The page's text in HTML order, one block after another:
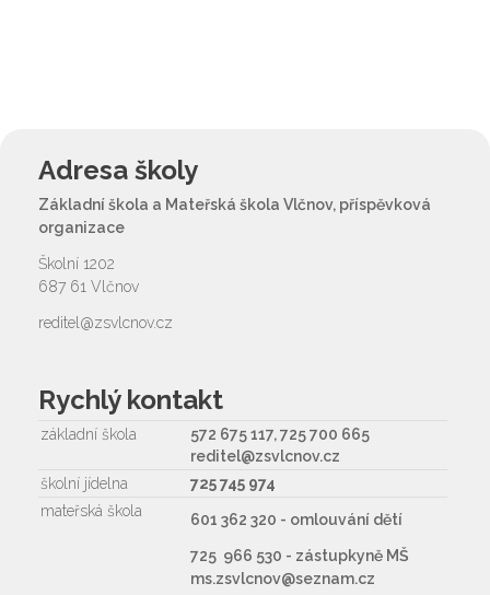
Adresa školy
Základní škola a Mateřská škola Vlčnov, příspěvková
organizace
Školní 1202
687 61 Vlčnov
reditel@zsvlcnov.cz
Rychlý kontakt
základní škola
572 675 117, 725 700 665
reditel@zsvlcnov.cz
školní jídelna
725 745 974
mateřská škola
601 362 320 - omlouvání dětí
725 966 530 - zástupkyně MŠ
ms.zsvlcnov@seznam.cz